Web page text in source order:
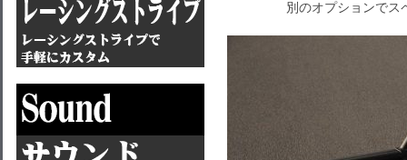
別のオプションでス